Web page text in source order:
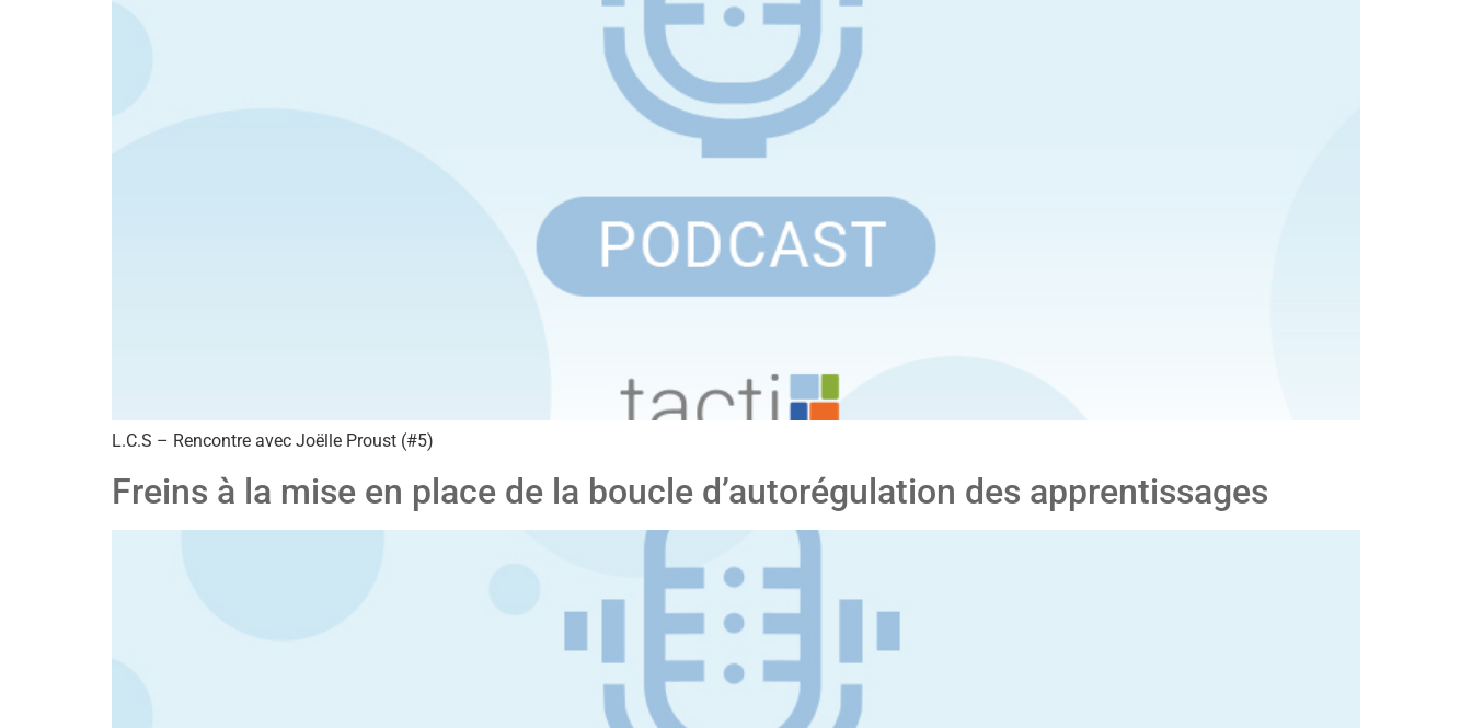
L.C.S – Rencontre avec Joëlle Proust (#5)
Freins à la mise en place de la boucle d’autorégulation des apprentissages